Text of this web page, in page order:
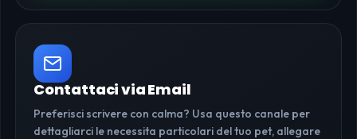
Contattaci via Email
Preferisci scrivere con calma? Usa questo canale per
dettagliarci le necessita particolari del tuo pet, allegare